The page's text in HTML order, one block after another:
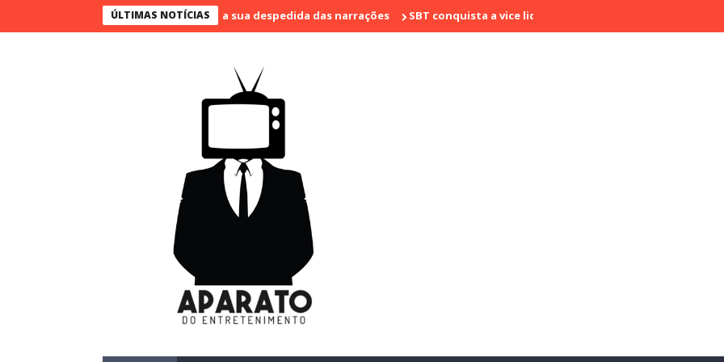
ÚLTIMAS NOTÍCIAS
narra o último jogo e marca sua despedida das narrações SBT conquista a vice liderança com "Bake Off Brasil" e "SBT Brasil";